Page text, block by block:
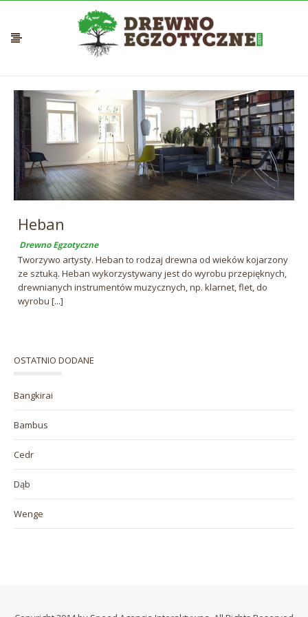
Heban
Drewno Egzotyczne
Tworzywo artysty. Heban to rodzaj drewna od wieków kojarzony
ze sztuką. Heban wykorzystywany jest do wyrobu przepięknych,
drewnianych instrumentów muzycznych, np. klarnet, flet, do
wyrobu [...]
OSTATNIO DODANE
Bangkirai
Bambus
Cedr
Dąb
Wenge